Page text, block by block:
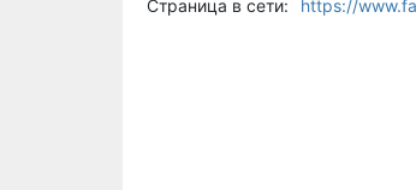
Страница в сети:
https://